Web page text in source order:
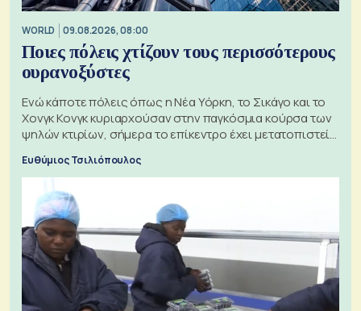
WORLD 09.08.2026, 08:00
Ποιες πόλεις χτίζουν τους περισσότερους
ουρανοξύστες
Ενώ κάποτε πόλεις όπως η Νέα Υόρκη, το Σικάγο και το
Χονγκ Κονγκ κυριαρχούσαν στην παγκόσμια κούρσα των
ψηλών κτιρίων, σήμερα το επίκεντρο έχει μετατοπιστεί
Ευθύμιος Τσιλιόπουλος